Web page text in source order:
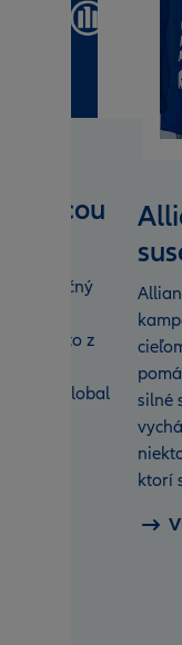
to z
Best Global
silné
ktorí